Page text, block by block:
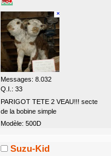
Messages: 8.032
Q.I.: 33
PARIGOT TETE 2 VEAU!!! secte
de la bobine simple
Modèle: 500D
Suzu-Kid